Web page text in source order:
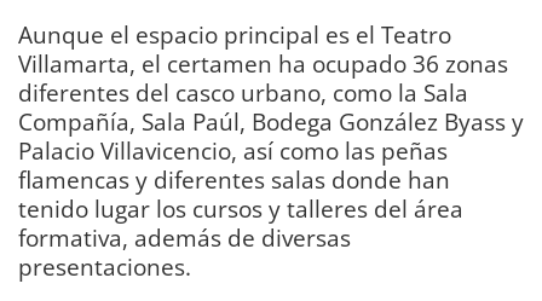
Aunque el espacio principal es el Teatro
Villamarta, el certamen ha ocupado 36 zonas
diferentes del casco urbano, como la Sala
Compañía, Sala Paúl, Bodega González Byass y
Palacio Villavicencio, así como las peñas
flamencas y diferentes salas donde han
tenido lugar los cursos y talleres del área
formativa, además de diversas
presentaciones.